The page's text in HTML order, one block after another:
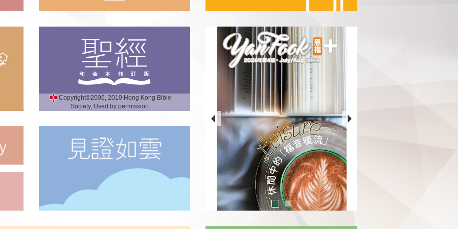
Copyright©2006, 2010 Hong Kong Bible
Society, Used by permission.